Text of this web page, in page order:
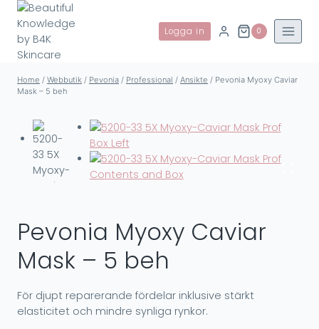
Skip
content
Logga in 0
Home / Webbutik / Pevonia / Professional / Ansikte / Pevonia Myoxy Caviar
Mask – 5 beh
Pevonia Myoxy Caviar
Mask – 5 beh
För djupt reparerande fördelar inklusive stärkt
elasticitet och mindre synliga rynkor.